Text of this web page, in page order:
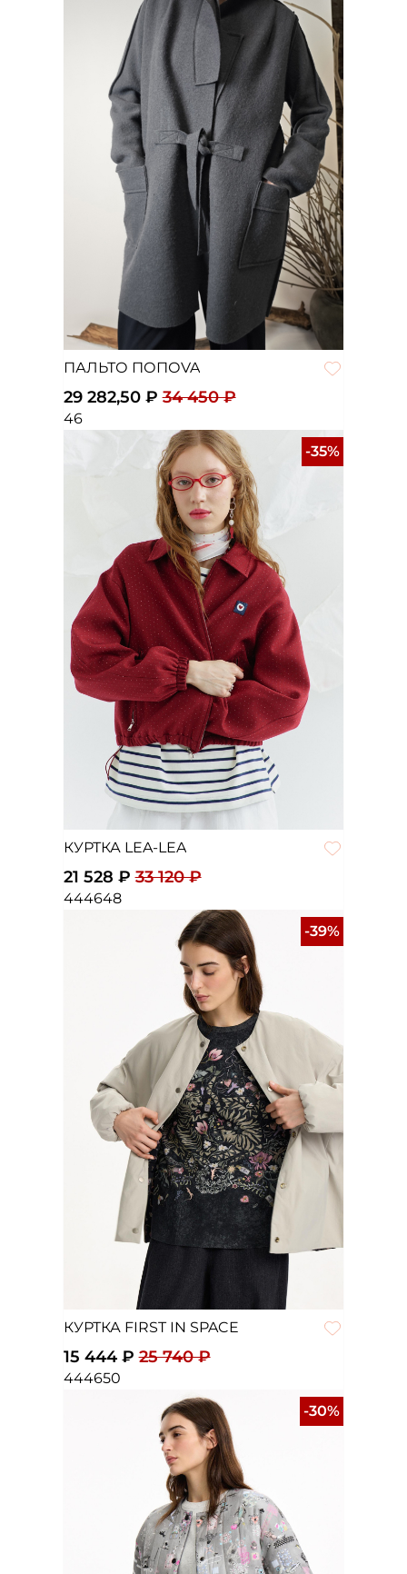
ПАЛЬТО ПОПОVA
29 282,50 ₽ 34 450 ₽
46
-35%
КУРТКА LEA-LEA
21 528 ₽ 33 120 ₽
444648
-39%
КУРТКА FIRST IN SPACE
15 444 ₽ 25 740 ₽
444650
-30%